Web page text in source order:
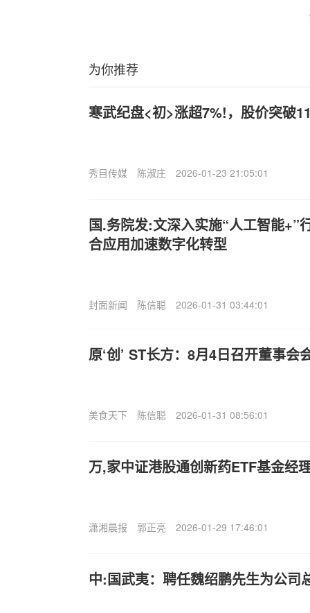
为你推荐
寒武纪盘<初>涨超7%!，股价突破
秀目传媒 陈淑庄 2026-01-23 21:05:01
国.务院发:文深入实施“人工智能+”
合应用加速数字化转型
封面新闻 陈信聪 2026-01-31 03:44:01
原‘创’ ST长方：8月4日召开董事会
美食天下 陈信聪 2026-01-31 08:56:01
万,家中证港股通创新药ETF基金经
潇湘晨报 郭正亮 2026-01-29 17:46:01
中:国武夷：聘任魏绍鹏先生为公司